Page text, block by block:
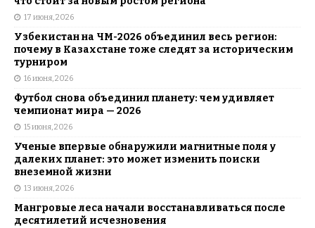
17 июня, 2026
Узбекистан на ЧМ-2026 объединил весь регион:
почему в Казахстане тоже следят за историческим
турниром
16 июня, 2026
Футбол снова объединил планету: чем удивляет
чемпионат мира — 2026
15 июня, 2026
Ученые впервые обнаружили магнитные поля у
далеких планет: это может изменить поиски
внеземной жизни
13 июня, 2026
Мангровые леса начали восстанавливаться после
десятилетий исчезновения